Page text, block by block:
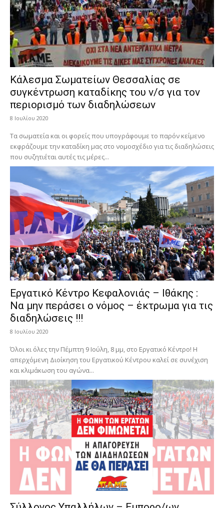
Κάλεσμα Σωματείων Θεσσαλίας σε
συγκέντρωση καταδίκης του ν/σ για τον
περιορισμό των διαδηλώσεων
8 Ιουλίου 2020
Τα σωματεία και οι φορείς που υπογράφουμε το παρόν κείμενο
εκφράζουμε την καταδίκη μας στο νομοσχέδιο για τις διαδηλώσεις
που συζητιέται αυτές τις μέρες...
Εργατικό Κέντρο Κεφαλονιάς – Ιθάκης :
Να μην περάσει ο νόμος – έκτρωμα για τις
διαδηλώσεις !!!
8 Ιουλίου 2020
Όλοι κι όλες την Πέμπτη 9 Ιούλη, 8 μμ, στο Εργατικό Κέντρο! Η
απερχόμενη Διοίκηση του Εργατικού Κέντρου καλεί σε συνέχιση
και κλιμάκωση του αγώνα...